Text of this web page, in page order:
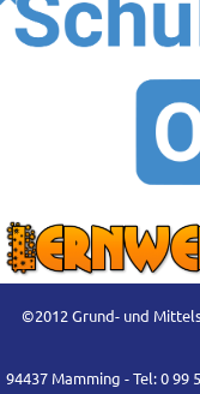
©2012 Grund- und
94437 Mamming - Tel: 0 99